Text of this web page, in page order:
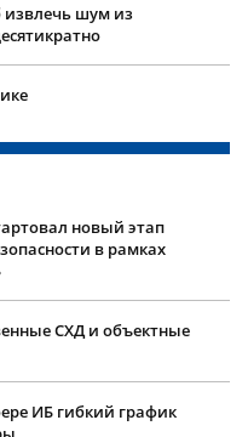
шум из
новый этап
в рамках
СХД и объектные
ИБ гибкий график